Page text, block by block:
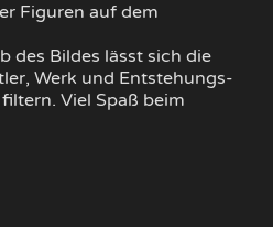
Figuren auf dem
des Bildes lässt sich die
Werk und Entstehungs-
Viel Spaß beim